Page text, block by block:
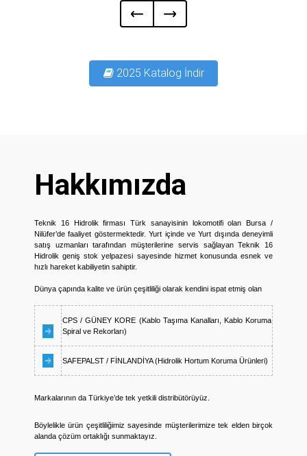
2025 Katalog İndir
Hakkımızda
Teknik 16 Hidrolik firması Türk sanayisinin lokomotifi olan Bursa /
Nilüfer’de faaliyet göstermektedir. Yurt içinde ve Yurt dışında deneyimli
satış uzmanları tarafından müşterilerine servis sağlayan Teknik 16
Hidrolik geniş stok yelpazesi sayesinde hizmet konusunda esnek ve
hızlı hareket kabiliyetin sahiptir.
Dünya çapında kalite ve ürün çeşitliliği olarak kendini ispat etmiş olan
CPS / GÜNEY KORE (Kablo Taşıma Kanalları, Kablo Koruma
Spiral ve Rekorları)
SAFEPALST / FİNLANDİYA (Hidrolik Hortum Koruma Ürünleri)
Markalarının da Türkiye’de tek yetkili distribütörüyüz.
Böylelikle ürün çeşitliliğimiz sayesinde müşterilerimize tek elden birçok
alanda çözüm ortaklığı sunmaktayız.